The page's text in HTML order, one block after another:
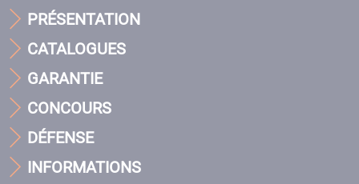
PRÉSENTATION
CATALOGUES
GARANTIE
CONCOURS
DÉFENSE
INFORMATIONS